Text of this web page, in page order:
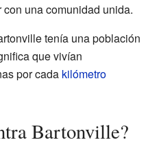
con una comunidad unida.
tenía una población
que vivían
por cada kilómetro
Bartonville?